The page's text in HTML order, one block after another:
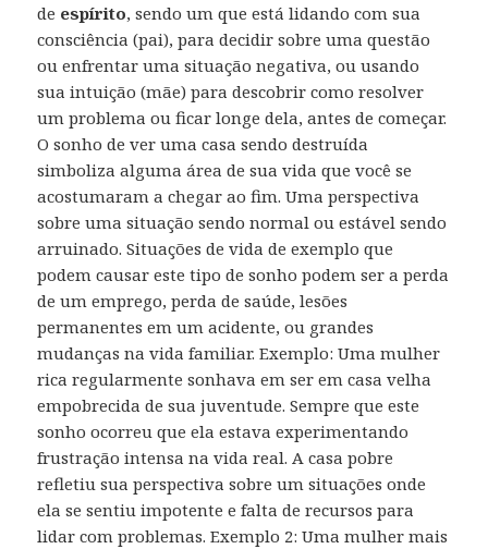
de espírito, sendo um que está lidando com sua
consciência (pai), para decidir sobre uma questão
ou enfrentar uma situação negativa, ou usando
sua intuição (mãe) para descobrir como resolver
um problema ou ficar longe dela, antes de começar.
O sonho de ver uma casa sendo destruída
simboliza alguma área de sua vida que você se
acostumaram a chegar ao fim. Uma perspectiva
sobre uma situação sendo normal ou estável sendo
arruinado. Situações de vida de exemplo que
podem causar este tipo de sonho podem ser a perda
de um emprego, perda de saúde, lesões
permanentes em um acidente, ou grandes
mudanças na vida familiar. Exemplo: Uma mulher
rica regularmente sonhava em ser em casa velha
empobrecida de sua juventude. Sempre que este
sonho ocorreu que ela estava experimentando
frustração intensa na vida real. A casa pobre
refletiu sua perspectiva sobre um situações onde
ela se sentiu impotente e falta de recursos para
lidar com problemas. Exemplo 2: Uma mulher mais